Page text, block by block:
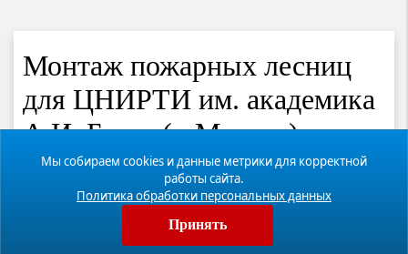
Монтаж пожарных лесниц
для ЦНИРТИ им. академика
А.И. Берга (г. Москва)
Адрес
Оказанные услуги
Описание
Мы собираем cookies и данные метрики для корректной
работы сайта.
Политика обработки персональных данных
Принять